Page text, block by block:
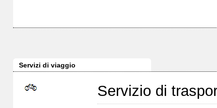
Servizi di viaggio
Servizio di